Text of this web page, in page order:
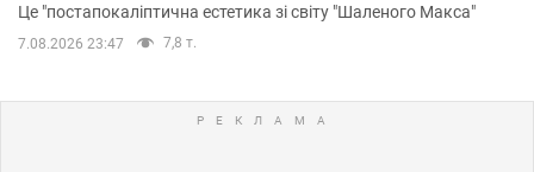
Це "постапокаліптична естетика зі світу "Шаленого Макса"
7.08.2026 23:47 7,8 т.